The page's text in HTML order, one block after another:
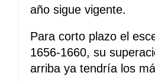
año sigue vigente.
Para corto plazo el
1656-1660, su
arriba ya tendría los